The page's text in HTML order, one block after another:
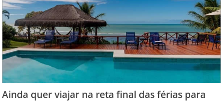
Ainda quer viajar na reta final das férias para